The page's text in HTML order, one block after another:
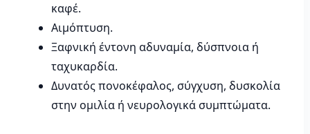
καφέ.
Αιμόπτυση.
Ξαφνική έντονη αδυναμία, δύσπνοια ή
ταχυκαρδία.
Δυνατός πονοκέφαλος, σύγχυση, δυσκολία
στην ομιλία ή νευρολογικά συμπτώματα.